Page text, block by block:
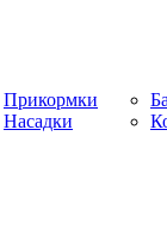
Прикормки
Насадки